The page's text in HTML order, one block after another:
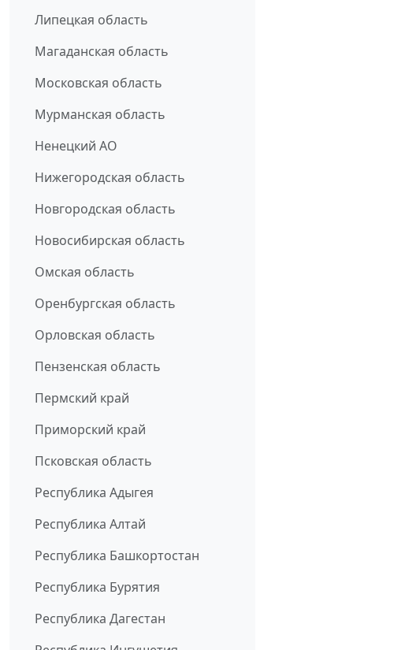
Липецкая область
Магаданская область
Московская область
Мурманская область
Ненецкий АО
Нижегородская область
Новгородская область
Новосибирская область
Омская область
Оренбургская область
Орловская область
Пензенская область
Пермский край
Приморский край
Псковская область
Республика Адыгея
Республика Алтай
Республика Башкортостан
Республика Бурятия
Республика Дагестан